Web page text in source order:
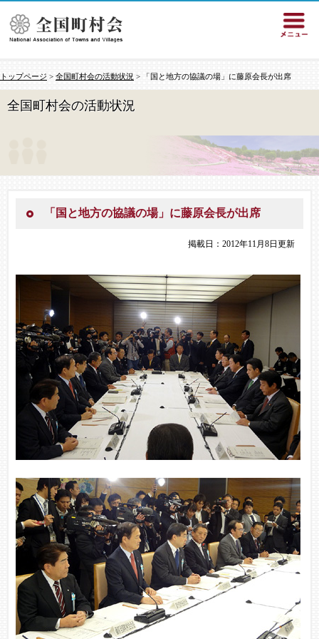
トップページ > 全国町村会の活動状況 > 「国と地方の協議の場」に藤原会長が出席
全国町村会の活動状況
「国と地方の協議の場」に藤原会長が出席
掲載日：2012年11月8日更新